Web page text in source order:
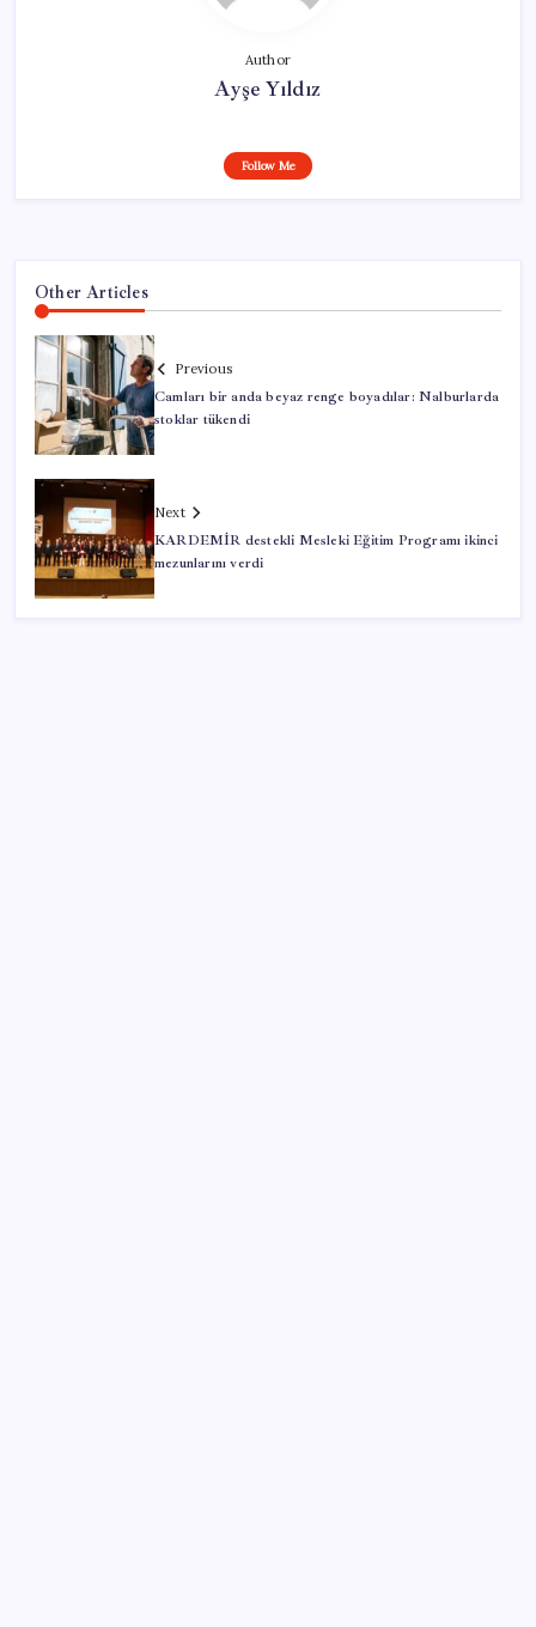
Author
Ayşe Yıldız
Follow Me
Other Articles
Previous
Camları bir anda beyaz renge boyadılar: Nalburlarda
stoklar tükendi
Next
KARDEMİR destekli Mesleki Eğitim Programı ikinci
mezunlarını verdi